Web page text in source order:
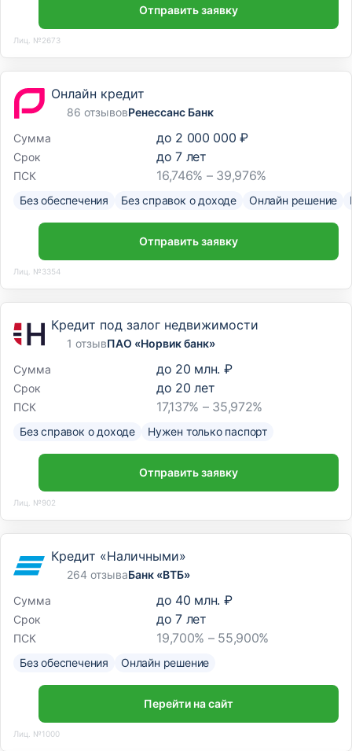
Отправить заявку
Лиц. №2673
Онлайн кредит
86 отзывовРенессанс Банк
Сумма
до 2 000 000 ₽
Срок до7лет
ПСК 16,746% – 39,976%
Без обеспечения Без справок о доходе Онлайн решение
Отправить заявку
Лиц. №3354
Кредит под залог недвижимости
1 отзывПАО «Норвик банк»
Сумма
до 20 млн. ₽
Срок до 20 лет
ПСК 17,137% – 35,972%
Без справок о доходе Нужен только паспорт
Отправить заявку
Лиц. №902
Кредит «Наличными»
264 отзываБанк «ВТБ»
Сумма
до 40 млн. ₽
Срок до7лет
ПСК 19,700% – 55,900%
Без обеспечения Онлайн решение
Перейти на сайт
Лиц. №1000